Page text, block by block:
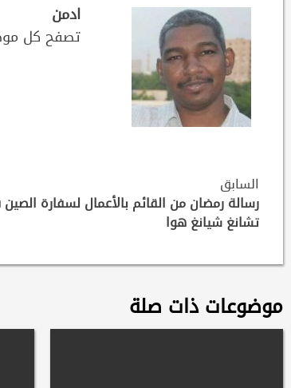
ادمن
تصفح كل
Continue
Reading
السابق
رسالة رمضان من القائم بالأعمال لسفارة
تشانغ شيانغ هوا
موضوعات ذات صلة